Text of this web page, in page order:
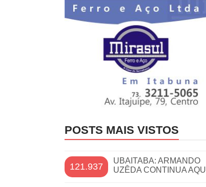
POSTS MAIS VISTOS
121.937
UBAITABA: ARMANDO
UZÊDA CONTINUA AQUI